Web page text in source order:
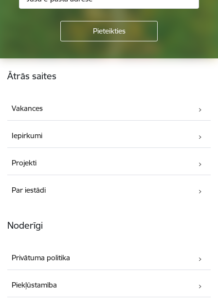
Kājene
Ātrās saites
Vakances
Iepirkumi
Projekti
Par iestādi
Noderīgi
Privātuma politika
Piekļūstamība